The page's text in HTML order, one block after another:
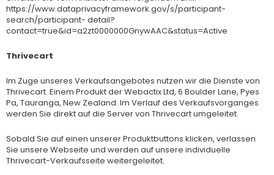
https://www.dataprivacyframework.gov/s/participant-
search/participant- detail?
contact=true&id=a2zt0000000GnywAAC&status=Active
Thrivecart
Im Zuge unseres Verkaufsangebotes nutzen wir die Dienste von
Thrivecart. Einem Produkt der Webactix Ltd, 6 Boulder Lane, Pyes
Pa, Tauranga, New Zealand. Im Verlauf des Verkaufsvorganges
werden Sie direkt auf die Server von Thrivecart umgeleitet.
Sobald Sie auf einen unserer Produktbuttons klicken, verlassen
Sie unsere Webseite und werden auf unsere individuelle
Thrivecart-Verkaufsseite weitergeleitet.